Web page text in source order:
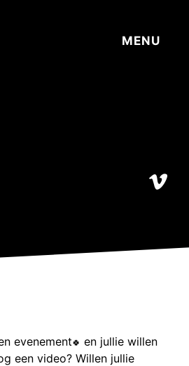
evenement🍀 en jullie willen
een video? Willen jullie